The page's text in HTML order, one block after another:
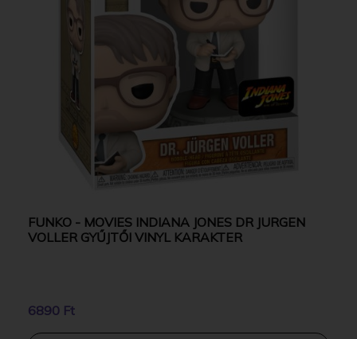
FUNKO - MOVIES INDIANA JONES DR JURGEN
VOLLER GYŰJTŐI VINYL KARAKTER
6890 Ft